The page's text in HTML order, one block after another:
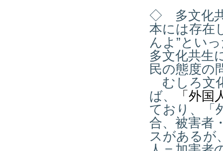
◇ 多文化共
本には存在
んよ”とい
多文化共生
民の態度の
むしろ文
ば、
「外国
ており、「
合、被害者
スがあるが